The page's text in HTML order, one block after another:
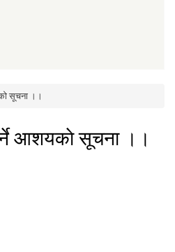
सूचना ।।
आशयकाे सूचना ।।